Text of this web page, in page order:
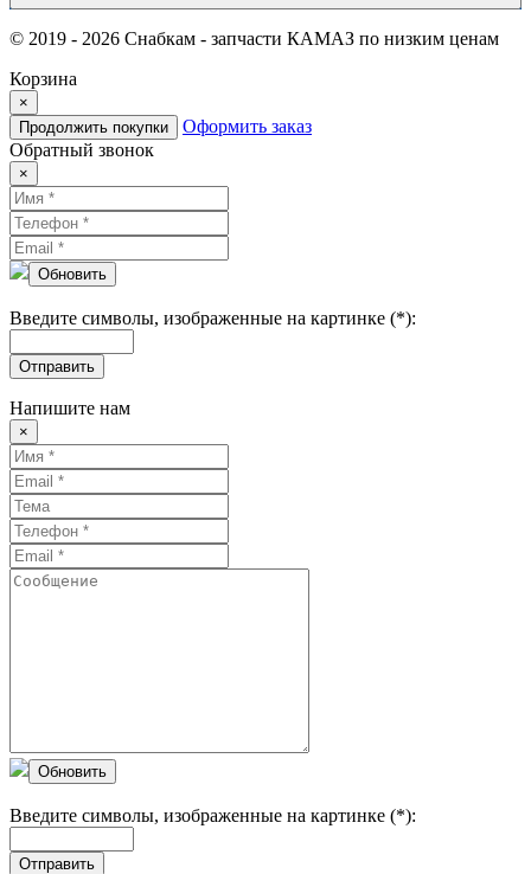
© 2019 - 2026 Снабкам - запчасти КАМАЗ по низким ценам
Корзина
×
Продолжить покупки
Оформить заказ
Обратный звонок
×
Обновить
Введите символы, изображенные на картинке (*):
Отправить
Напишите нам
×
Обновить
Введите символы, изображенные на картинке (*):
Отправить